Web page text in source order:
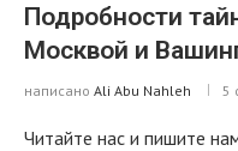
Подробности
Москвой и
написано Ali Abu Nahleh 5
Читайте нас и пишите